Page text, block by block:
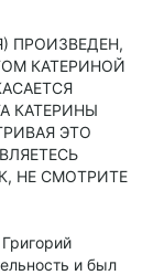
ПРОИЗВЕДЕН,
КАТЕРИНОЙ
КАТЕРИНЫ
ЭТО
НЕ СМОТРИТЕ
и был